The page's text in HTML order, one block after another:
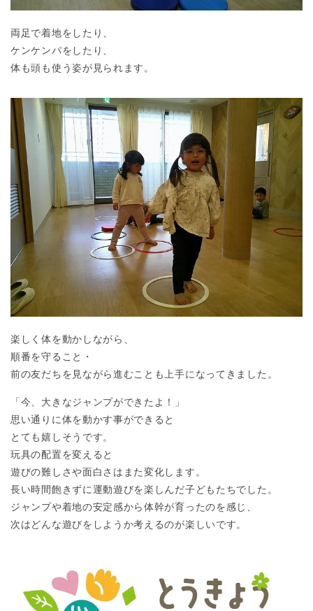
神奈川県 神奈川県 全域
千葉県
埼玉県
兵庫県 兵庫県 全域
両足で着地をしたり、
ケンケンパをしたり、
体も頭も使う姿が見られます。
楽しく体を動かしながら、
順番を守ること・
前の友だちを見ながら進むことも上手になってきました。
「今、大きなジャンプができたよ！」
思い通りに体を動かす事ができると
とても嬉しそうです。
玩具の配置を変えると
遊びの難しさや面白さはまた変化します。
長い時間飽きずに運動遊びを楽しんだ子どもたちでした。
ジャンプや着地の安定感から体幹が育ったのを感じ、
次はどんな遊びをしようか考えるのが楽しいです。